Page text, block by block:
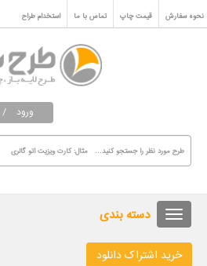
نحوه سفارش قیمت چاپ تماس با ما استخدام طراح
ورود /
دسته بندی
خرید اشتراک دانلود